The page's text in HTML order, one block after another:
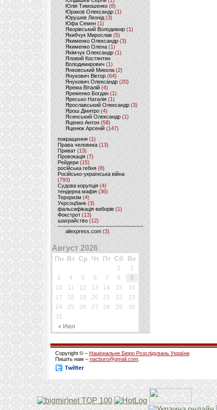
Юлія Тимошенко (8)
Юраков Олександр (1)
Юрушев Леонід (3)
Юфа Семен (1)
Яворівський Володимир (1)
Якибчук Мирослав (5)
Якименко Олександр (3)
Якименко Олена(1)
Якімчук Олександр (1)
Яловий Костянтин
Володимирович (1)
Янковський Микола(2)
Янукович Віктор (64)
Янукович Олександр(20)
Ярема Віталій(4)
Яременко Богдан(1)
Яресько Наталія(1)
Ярославський Олександр (3)
Ярош Дмитро (4)
Ясинський Олександр (1)
Яценко Антон(58)
Яценюк Арсеній (147)
покращення (1)
Права человека(13)
Приват (13)
Провокація (7)
Рейдери (15)
російська гебня (8)
Російсько-українська війна
(793)
Судова корупція (4)
тендерна мафія (36)
Тероризм (4)
Укрсоцбанк (3)
фальсифікація виборів (1)
Фокстрот(13)
шахрайство (12)
aliexpress.com (3)
Август 2026
Пн Вт Ср Чт Пт Сб Вс
« Июл
1
2
3
4 5 6 7 8
9
10
11 12 13 14 15
16
17
18 19 20 21 22
23
24
25 26 27 28 29
30
31
Copyright © – Національне Бюро Розслідувань України
Пишіть нам – nacburo@gmail.com